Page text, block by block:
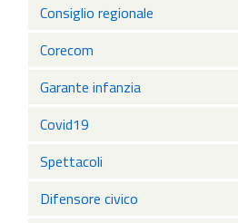
Consiglio regionale
Corecom
Garante infanzia
Covid19
Spettacoli
Difensore civico